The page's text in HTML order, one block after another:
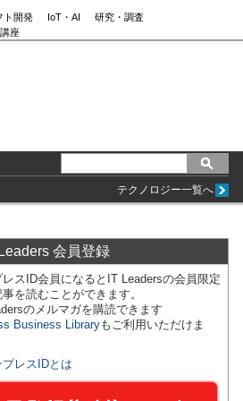
ト開発 IoT・AI
研究・調査
座
テクノロジー一覧へ
会員登録
スID会員になるとIT Leadersの会員限定
を読むことができます。
のメルマガを購読できます
Business Libraryもご利用いただけま
プレスIDとは